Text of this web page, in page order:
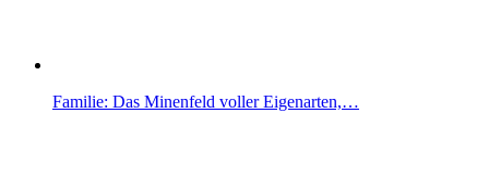
Familie: Das Minenfeld voller Eigenarten,…